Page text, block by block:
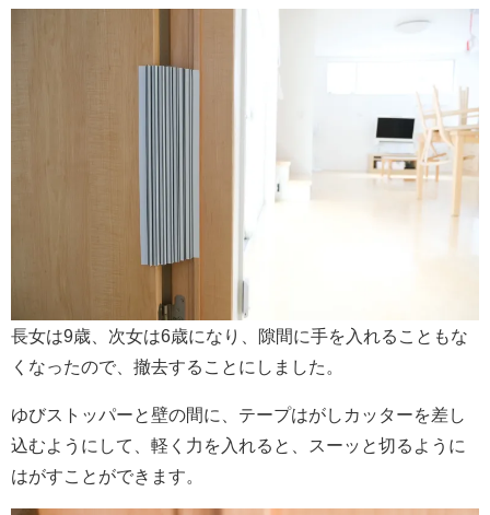
長女は9歳、次女は6歳になり、隙間に手を入れることもな
くなったので、撤去することにしました。
ゆびストッパーと壁の間に、テープはがしカッターを差し
込むようにして、軽く力を入れると、スーッと切るように
はがすことができます。